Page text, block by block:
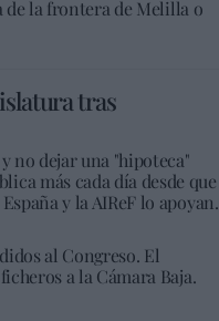
de la frontera de Melilla o
tras
no dejar una "hipoteca"
más cada día desde que
y la AIReF lo apoyan.
al Congreso. El
a la Cámara Baja.